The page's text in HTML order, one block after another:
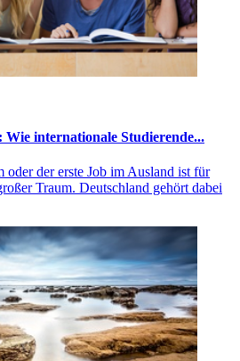
Wie internationale Studierende...
der erste Job im Ausland ist für
Traum. Deutschland gehört dabei